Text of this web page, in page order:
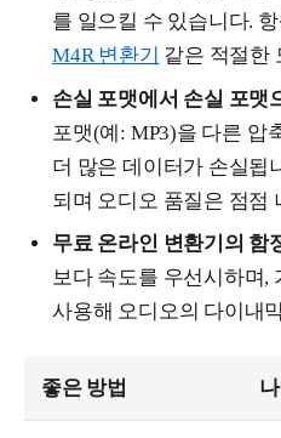
를 일으킬 수 있습니다.
M4R 변환기 같은 적절한
손실 포맷에서 손실 포맷
포맷(예: MP3)을 다른 압
더 많은 데이터가 손실됩
되며 오디오 품질은 점점
무료 온라인 변환기의 함
보다 속도를 우선시하며,
사용해 오디오의 다이내
좋은 방법